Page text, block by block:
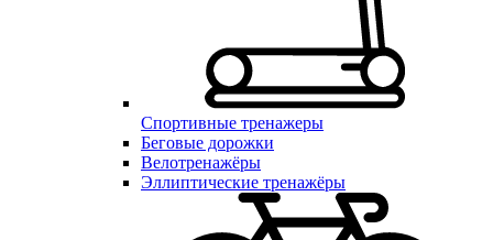
Спортивные тренажеры
Беговые дорожки
Велотренажёры
Эллиптические тренажёры